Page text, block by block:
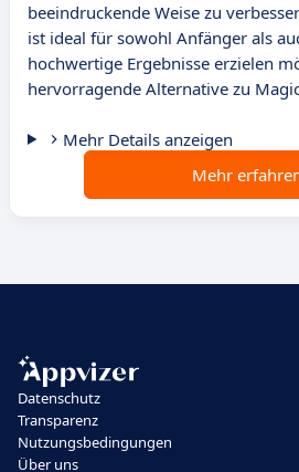
beeindruckende Weise zu
ist ideal für sowohl Anfänger als
hochwertige Ergebnisse erzielen
hervorragende Alternative zu
Mehr Details anzeigen
Mehr
Datenschutz
Transparenz
Nutzungsbedingungen
Über uns